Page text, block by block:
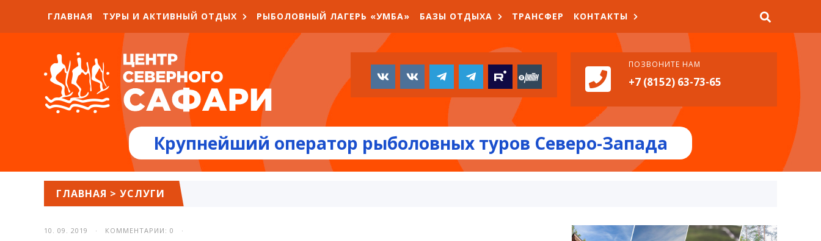
ГЛАВНАЯ ТУРЫ И АКТИВНЫЙ ОТДЫХ РЫБОЛОВНЫЙ ЛАГЕРЬ «УМБА» БАЗЫ ОТДЫХА ТРАНСФЕР КОНТАКТЫ
ПОЗВОНИТЕ НАМ
+7 (8152) 63-73-65
Крупнейший оператор рыболовных туров Северо-Запада
ГЛАВНАЯ > УСЛУГИ
10. 09. 2019 · КОММЕНТАРИИ: 0 ·